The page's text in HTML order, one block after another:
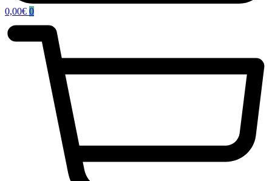
0,00€ 0